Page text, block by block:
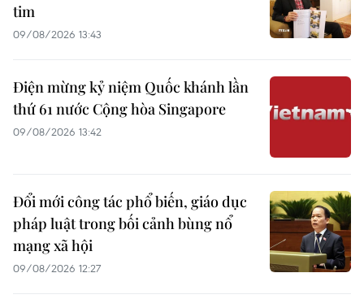
tim
09/08/2026 13:43
Điện mừng kỷ niệm Quốc khánh lần
thứ 61 nước Cộng hòa Singapore
09/08/2026 13:42
Đổi mới công tác phổ biến, giáo dục
pháp luật trong bối cảnh bùng nổ
mạng xã hội
09/08/2026 12:27